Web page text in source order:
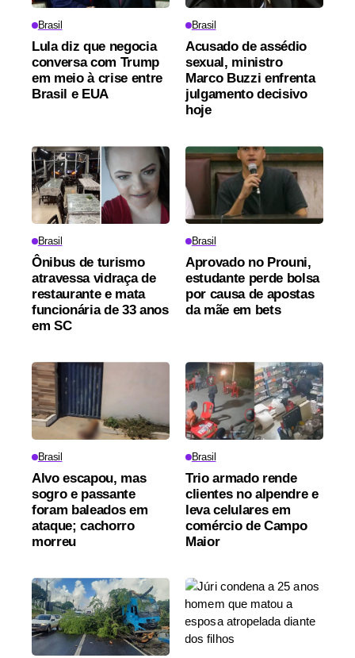
Brasil
Lula diz que negocia
conversa com Trump
em meio à crise entre
Brasil e EUA
Brasil
Acusado de assédio
sexual, ministro
Marco Buzzi enfrenta
julgamento decisivo
hoje
Brasil
Ônibus de turismo
atravessa vidraça de
restaurante e mata
funcionária de 33 anos
em SC
Brasil
Aprovado no Prouni,
estudante perde bolsa
por causa de apostas
da mãe em bets
Brasil
Alvo escapou, mas
sogro e passante
foram baleados em
ataque; cachorro
morreu
Brasil
Trio armado rende
clientes no alpendre e
leva celulares em
comércio de Campo
Maior